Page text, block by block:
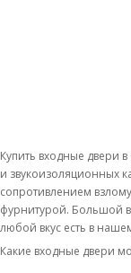
Купить входные двери
и звукоизоляционных
сопротивлением
фурнитурой. Большой
любой вкус есть в
Какие входные двери